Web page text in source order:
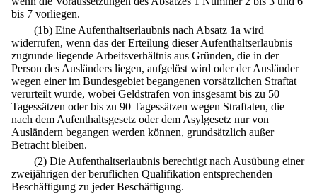
bis 7 vorliegen.
(1b) Eine Aufenthaltserlaubnis nach Absatz 1a wird
widerrufen, wenn das der Erteilung dieser Aufenthaltserlaubnis
zugrunde liegende Arbeitsverhältnis aus Gründen, die in der
Person des Ausländers liegen, aufgelöst wird oder der Ausländer
wegen einer im Bundesgebiet begangenen vorsätzlichen Straftat
verurteilt wurde, wobei Geldstrafen von insgesamt bis zu 50
Tagessätzen oder bis zu 90 Tagessätzen wegen Straftaten, die
nach dem Aufenthaltsgesetz oder dem Asylgesetz nur von
Ausländern begangen werden können, grundsätzlich außer
Betracht bleiben.
(2) Die Aufenthaltserlaubnis berechtigt nach Ausübung einer
zweijährigen der beruflichen Qualifikation entsprechenden
Beschäftigung zu jeder Beschäftigung.